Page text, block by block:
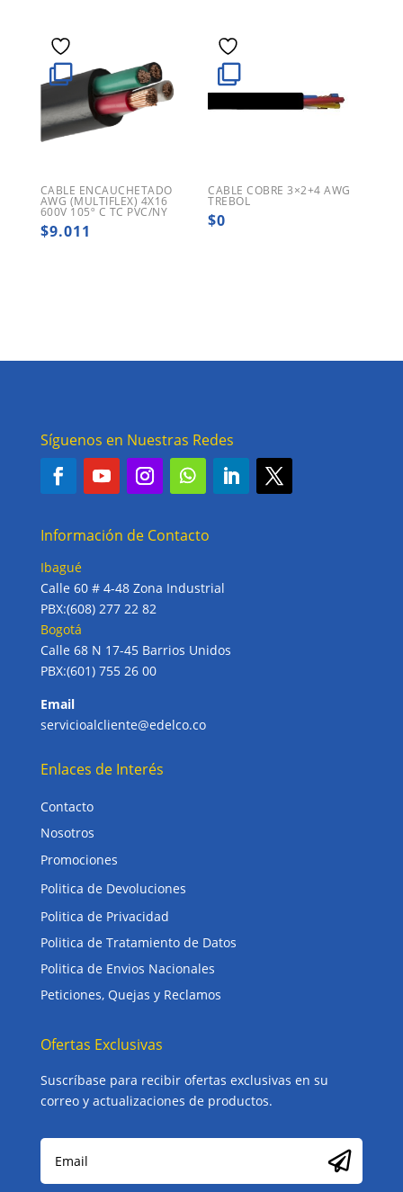
CABLE ENCAUCHETADO
AWG (MULTIFLEX) 4X16
600V 105º C TC PVC/NY
$9.011
CABLE COBRE 3×2+4 AWG
TREBOL
$0
Síguenos en Nuestras Redes
Información de Contacto
Ibagué
Calle 60 # 4-48 Zona Industrial
PBX:(608) 277 22 82
Bogotá
Calle 68 N 17-45 Barrios Unidos
PBX:(601) 755 26 00
Email
servicioalcliente@edelco.co
Enlaces de Interés
Contacto
Nosotros
Promociones
Politica de Devoluciones
Politica de Privacidad
Politica de Tratamiento de Datos
Politica de Envios Nacionales
Peticiones, Quejas y Reclamos
Ofertas Exclusivas
Suscríbase para recibir ofertas exclusivas en su
correo y actualizaciones de productos.